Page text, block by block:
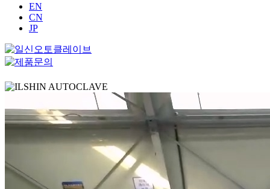
EN
CN
JP